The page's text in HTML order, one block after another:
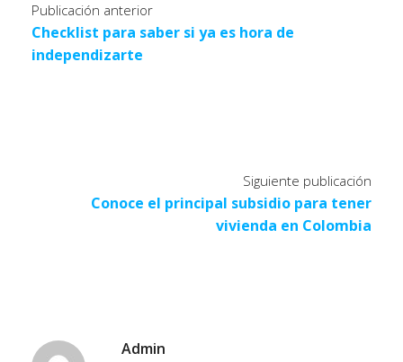
Publicación anterior
Checklist para saber si ya es hora de
independizarte
Siguiente publicación
Conoce el principal subsidio para tener
vivienda en Colombia
Admin